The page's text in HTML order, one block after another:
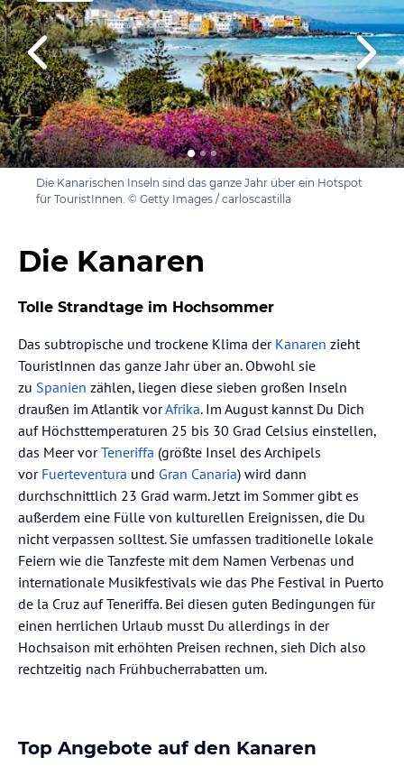
Die Kanarischen Inseln sind das ganze Jahr über ein Hotspot
für TouristInnen. © Getty Images / carloscastilla
Die Kanaren
Tolle Strandtage im Hochsommer
Das subtropische und trockene Klima der Kanaren zieht
TouristInnen das ganze Jahr über an. Obwohl sie
zu Spanien zählen, liegen diese sieben großen Inseln
draußen im Atlantik vorAfrika. Im August kannst Du Dich
auf Höchsttemperaturen 25 bis 30 Grad Celsius einstellen,
das Meer vorTeneriffa (größte Insel des Archipels
vor Fuerteventura und Gran Canaria) wird dann
durchschnittlich 23 Grad warm. Jetzt im Sommer gibt es
außerdem eine Fülle von kulturellen Ereignissen, die Du
nicht verpassen solltest. Sie umfassen traditionelle lokale
Feiern wie die Tanzfeste mit dem Namen Verbenas und
internationale Musikfestivals wie das Phe Festival in Puerto
de la Cruz auf Teneriffa. Bei diesen guten Bedingungen für
einen herrlichen Urlaub musst Du allerdings in der
Hochsaison mit erhöhten Preisen rechnen, sieh Dich also
rechtzeitig nach Frühbucherrabatten um.
Top Angebote auf den Kanaren